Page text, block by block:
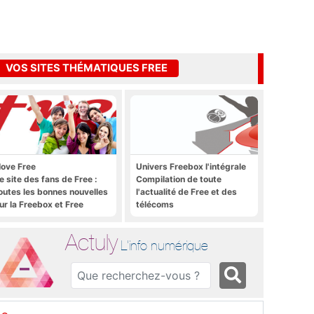
VOS SITES THÉMATIQUES FREE
Free
site des fans de Free :
les bonnes nouvelles
la Freebox et Free
Univers Freebox l'intégrale
Compilation de toute
l'actualité de Free et des
télécoms
Actuly L'info numérique